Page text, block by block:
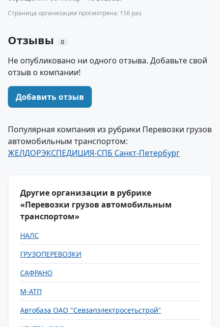
Страница организации просмотрена: 156 раз
Отзывы 0
Не опубликовано ни одного отзыва. Добавьте свой
отзыв о компании!
Добавить отзыв
Популярная компания из рубрики Перевозки грузов
автомобильным транспортом:
ЖЕЛДОРЭКСПЕДИЦИЯ-СПБ Санкт-Петербург
Другие организации в рубрике
«Перевозки грузов автомобильным
транспортом»
НАЛС
ГРУЗОПЕРЕВОЗКИ
САФРАНО
М-АТП
Автобаза ОАО "Севзапэлектросетьстрой"